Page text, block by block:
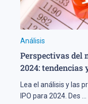
Análisis
Perspectivas del
2024: tendencias
Lea el análisis y las
IPO para 2024. Des ...